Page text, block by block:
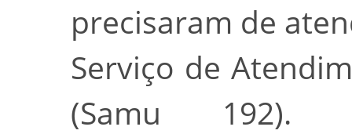
precisaram de
Serviço de
(Samu 192).